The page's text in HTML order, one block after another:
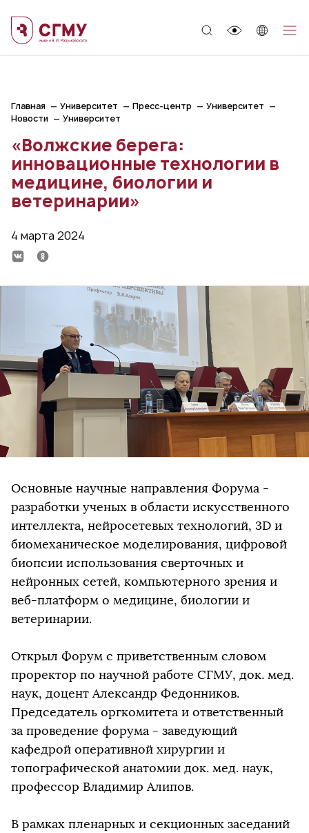
Главная Университет Пресс-центр
Университет
Новости
Университет
«Волжские берега:
инновационные технологии в
медицине, биологии и
ветеринарии»
4 марта 2024
Основные научные направления Форума -
разработки ученых в области искусственного
интеллекта, нейросетевых технологий, 3D и
биомеханическое моделирования, цифровой
биопсии использования сверточных и
нейронных сетей, компьютерного зрения и
веб-платформ о медицине, биологии и
ветеринарии.
Открыл Форум с приветственным словом
проректор по научной работе СГМУ, док. мед.
наук, доцент Александр Федонников.
Председатель оргкомитета и ответственный
за проведение форума - заведующий
кафедрой оперативной хирургии и
топографической анатомии док. мед. наук,
профессор Владимир Алипов.
В рамках пленарных и секционных заседаний